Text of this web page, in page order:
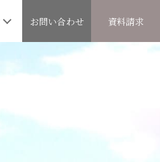
お問い合わせ 資料請求